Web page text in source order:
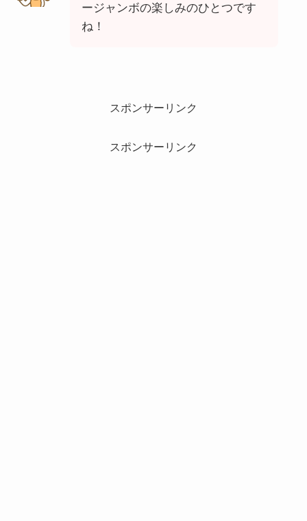
ージャンボの楽しみのひとつです
ね！
スポンサーリンク
スポンサーリンク